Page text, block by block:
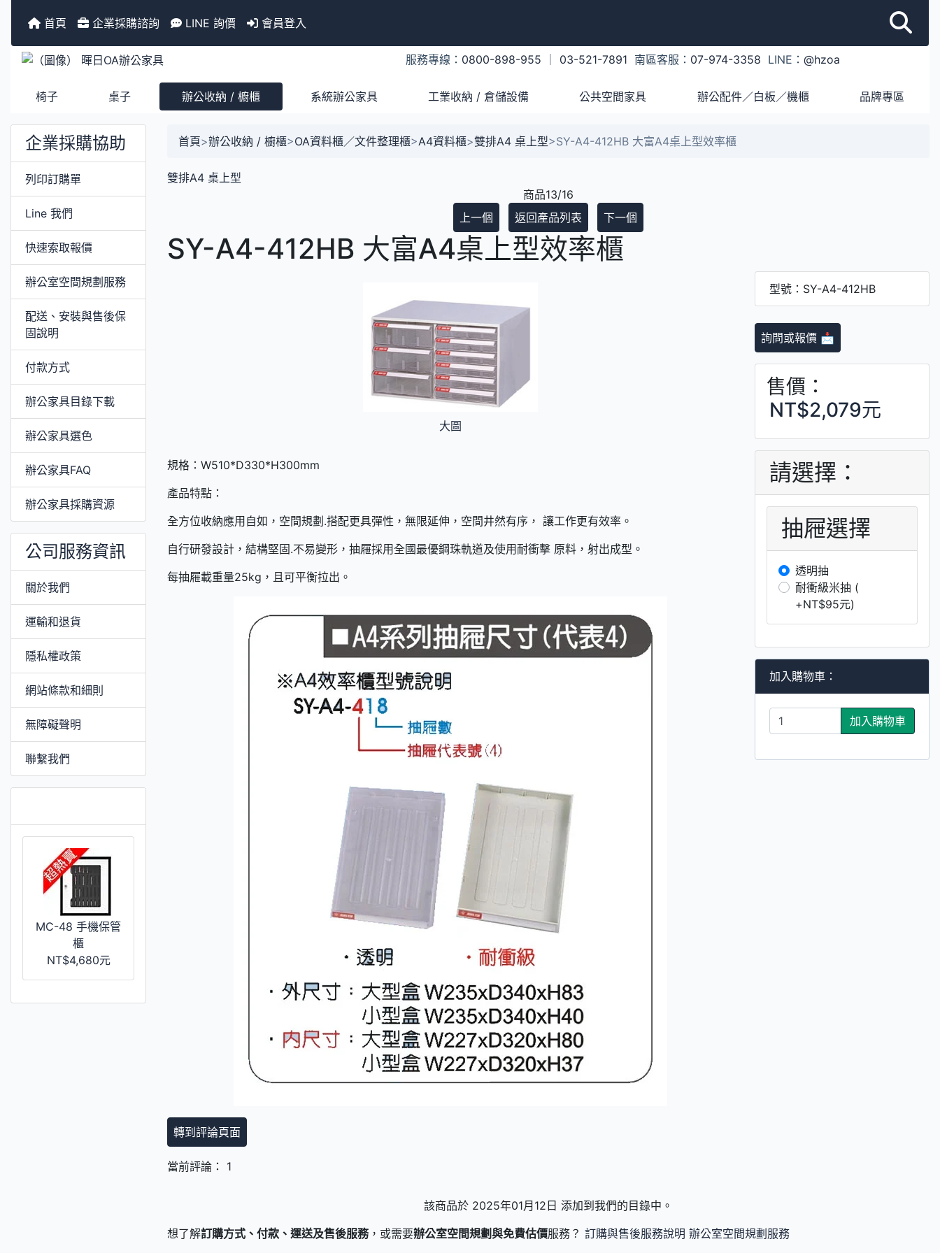
首頁 企業採購諮詢 LINE 詢價 會員登入
服務專線： 0800-898-955 03-521-7891 南區客服： 07-974-3358 LINE：@hzoa
椅子 桌子 辦公收納 / 櫥櫃 系統辦公家具 工業收納 / 倉儲設備 公共空間家具 辦公配件／白板／機櫃 品牌專區
企業採購協助
列印訂購單
Line 我們
快速索取報價
辦公室空間規劃服務
配送、安裝與售後保
固說明
付款方式
辦公家具目錄下載
辦公家具選色
辦公家具FAQ
辦公家具採購資源
公司服務資訊
關於我們
運輸和退貨
隱私權政策
網站條款和細則
無障礙聲明
聯繫我們
MC-48 手機保管
櫃
NT$4,680元
首頁>辦公收納 / 櫥櫃>OA資料櫃／文件整理櫃>A4資料櫃>雙排A4 桌上型>SY-A4-412HB 大富A4桌上型效率櫃
雙排A4 桌上型
商品13/16
上一個
返回產品列表 下一個
SY-A4-412HB 大富A4桌上型效率櫃
大圖
規格：W510*D330*H300mm
產品特點：
全方位收納應用自如，空間規劃.搭配更具彈性，無限延伸，空間井然有序， 讓工作更有效率。
自行研發設計，結構堅固.不易變形，抽屜採用全國最優鋼珠軌道及使用耐衝擊 原料，射出成型。
每抽屜載重量25kg，且可平衡拉出。
轉到評論頁面
當前評論： 1
型號：SY-A4-412HB
詢問或報價 📩
售價：
NT$2,079元
請選擇：
抽屜選擇
透明抽
耐衝級米抽 (
+NT$95元)
加入購物車：
加入購物車
該商品於 2025年01月12日 添加到我們的目錄中。
想了解訂購方式、付款、運送及售後服務，或需要辦公室空間規劃與免費估價服務？ 訂購與售後服務說明 辦公室空間規劃服務